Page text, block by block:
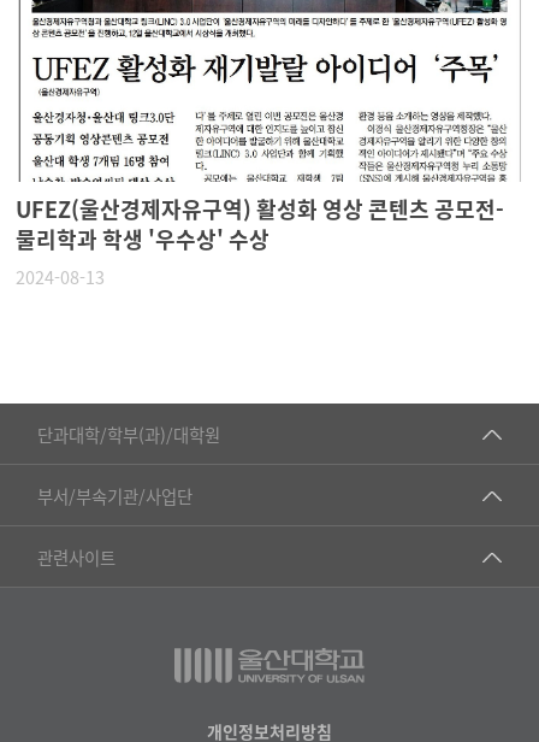
UFEZ(울산경제자유구역) 활성화 영상 콘텐츠 공모전-
물리학과 학생 '우수상' 수상
2024-08-13
단과대학/학부(과)/대학원
■인문대학
▷국어국문학부
▷일본어·일본학과
▷프랑스어·프랑스학과
부서/부속기관/사업단
공동기기센터
공학교육혁신센터
관련사이트
건강가정지원센터
교수협의회
개인정보처리방침